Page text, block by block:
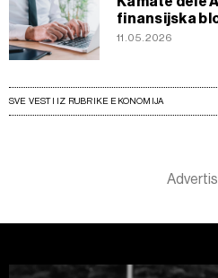
finansijska
11.05.2026
SVE VESTI IZ RUBRIKE EKONOMIJA